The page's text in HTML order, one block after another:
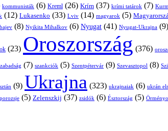
kommunisták (6) Kreml (26) Krím (37) krími tatárok (7)
(12) Lukasenko (33) Lviv (14) magyarok (5)
(8) Nyikita Mihalkov (6) Nyugat (41) Nyugat-Ukrajna (9)
(23) Oroszország (376)
(7) szankciók (5) Szentpétervár (9) Szevasztopol (8)
(9) Ukrajna (323) ukrajnaiak (6) ukrán
(5) Zelenszkij (37) zsidók (6) Észtország (5)